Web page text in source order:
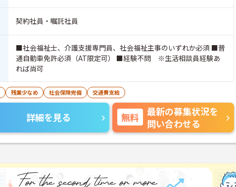
契約社員・嘱託社員
■社会福祉士、介護支援専門員、社会福祉主事のいずれか必須 ■普
通自動車免許必須（AT限定可） ■経験不問 ※生活相談員経験あ
れば尚可
残業少なめ 社会保険完備 交通費支給
詳細を見る 無料
最新の募集状況を
問い合わせる